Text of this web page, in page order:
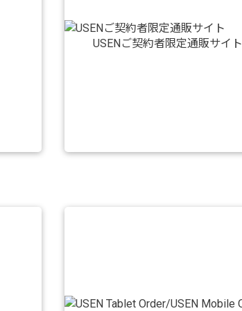
USENご契約者限定通販サイト